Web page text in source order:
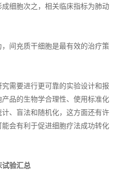
细胞次之，相关临床指标为肺动
间充质干细胞是最有效的治疗策
需要进行更可靠的实验设计和报
品的生物学合理性、使用标准化
、盲法和随机化，这方面还有许
会有利于促进细胞疗法成功转化
试验汇总